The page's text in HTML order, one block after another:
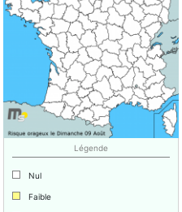
Légende
Nul
Faible